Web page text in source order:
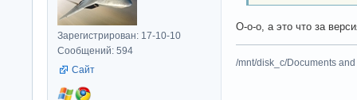
Зарегистрирован: 17-10-10
Сообщений: 594
Сайт
О-о-о, а это что за
/mnt/disk_c/Documents